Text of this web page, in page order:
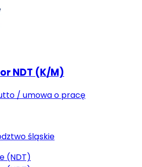
NDT (K/M)
/ umowa o pracę
śląskie
(NDT)